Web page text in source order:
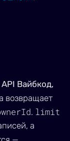
Вайбкод,
возвращает
. limit
а